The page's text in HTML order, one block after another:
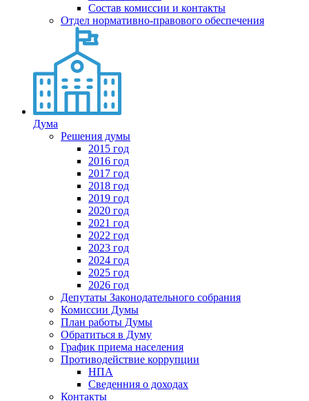
Состав комиссии и контакты
Отдел нормативно-правового обеспечения
Дума
Решения думы
2015 год
2016 год
2017 год
2018 год
2019 год
2020 год
2021 год
2022 год
2023 год
2024 год
2025 год
2026 год
Депутаты Законодательного собрания
Комиссии Думы
План работы Думы
Обратиться в Думу
График приема населения
Противодействие коррупции
НПА
Сведенния о доходах
Контакты